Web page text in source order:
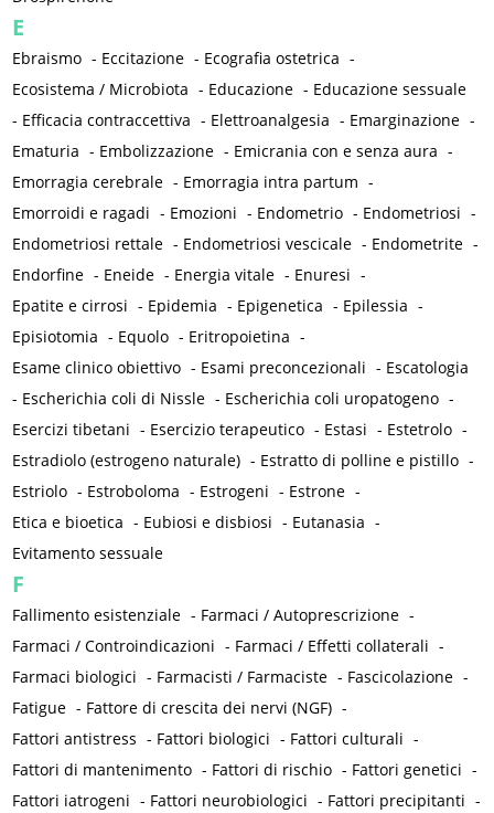
E
Ebraismo - Eccitazione - Ecografia ostetrica -
Ecosistema / Microbiota - Educazione - Educazione sessuale
- Efficacia contraccettiva - Elettroanalgesia - Emarginazione -
Ematuria - Embolizzazione - Emicrania con e senza aura -
Emorragia cerebrale - Emorragia intra partum -
Emorroidi e ragadi - Emozioni - Endometrio - Endometriosi -
Endometriosi rettale - Endometriosi vescicale - Endometrite -
Endorfine - Eneide - Energia vitale - Enuresi -
Epatite e cirrosi - Epidemia - Epigenetica - Epilessia -
Episiotomia - Equolo - Eritropoietina -
Esame clinico obiettivo - Esami preconcezionali - Escatologia
- Escherichia coli di Nissle - Escherichia coli uropatogeno -
Esercizi tibetani - Esercizio terapeutico - Estasi - Estetrolo -
Estradiolo (estrogeno naturale) - Estratto di polline e pistillo -
Estriolo - Estroboloma - Estrogeni - Estrone -
Etica e bioetica - Eubiosi e disbiosi - Eutanasia -
Evitamento sessuale
F
Fallimento esistenziale - Farmaci / Autoprescrizione -
Farmaci / Controindicazioni - Farmaci / Effetti collaterali -
Farmaci biologici - Farmacisti / Farmaciste - Fascicolazione -
Fatigue - Fattore di crescita dei nervi (NGF) -
Fattori antistress - Fattori biologici - Fattori culturali -
Fattori di mantenimento - Fattori di rischio - Fattori genetici -
Fattori iatrogeni - Fattori neurobiologici - Fattori precipitanti -